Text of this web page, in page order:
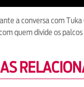
a conversa com
quem divide os